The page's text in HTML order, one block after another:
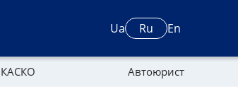
Ua Ru En
КАСКО Автоюрист